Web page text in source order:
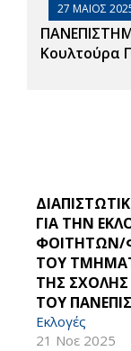
27 ΜΑΙΟΣ
Κουλτούρα
ΓΙΑ ΤΗΝ
ΦΟΙΤΗΤΩΝ/
ΤΟΥ
ΤΗΣ
ΤΟΥ
Εκλογές
21 Νοε 2025